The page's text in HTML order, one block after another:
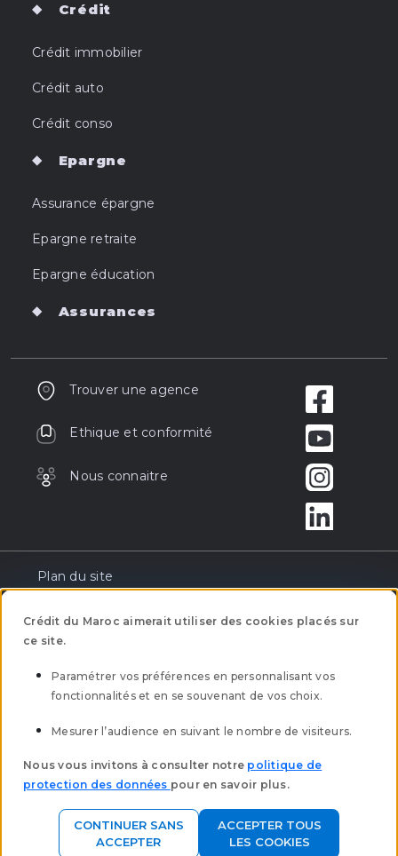
Crédit
Crédit immobilier
Crédit auto
Crédit conso
Epargne
Assurance épargne
Epargne retraite
Epargne éducation
Assurances
Trouver une agence
Ethique et conformité
Nous connaitre
Plan du site
Réclamation
Mentions légales
Clôture des comptes à vue
Politique Protection des données
Crédit du Maroc aimerait utiliser des cookies placés sur
ce site.
Paramétrer vos préférences en personnalisant vos
fonctionnalités et en se souvenant de vos choix.
Mesurer l’audience en suivant le nombre de visiteurs.
Nous vous invitons à consulter notre politique de
protection des données pour en savoir plus.
CONTINUER SANS
ACCEPTER
ACCEPTER TOUS
LES COOKIES